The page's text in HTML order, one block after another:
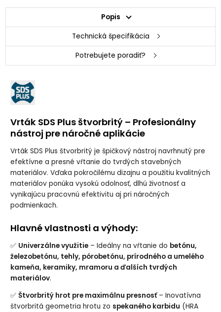
Popis
Technická špecifikácia
Potrebujete poradiť?
Vrták SDS Plus štvorbritý – Profesionálny
nástroj pre náročné aplikácie
Vrták SDS Plus štvorbritý je špičkový nástroj navrhnutý pre
efektívne a presné vŕtanie do tvrdých stavebných
materiálov. Vďaka pokročilému dizajnu a použitiu kvalitných
materiálov ponúka vysokú odolnosť, dlhú životnosť a
vynikajúcu pracovnú efektivitu aj pri náročných
podmienkach.
Hlavné vlastnosti a výhody:
✅ Univerzálne využitie – Ideálny na vŕtanie do betónu,
železobetónu, tehly, pórobetónu, prírodného a umelého
kameňa, keramiky, mramoru a ďalších tvrdých
materiálov.
✅Štvorbritý hrot pre maximálnu presnosť– Inovatívna
štvorbritá geometria hrotu zo spekaného karbidu (HRA